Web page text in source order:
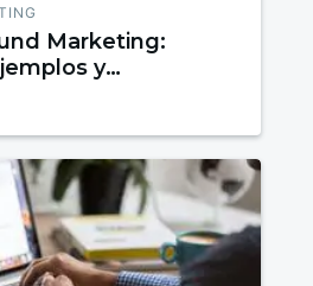
Marketing:
y